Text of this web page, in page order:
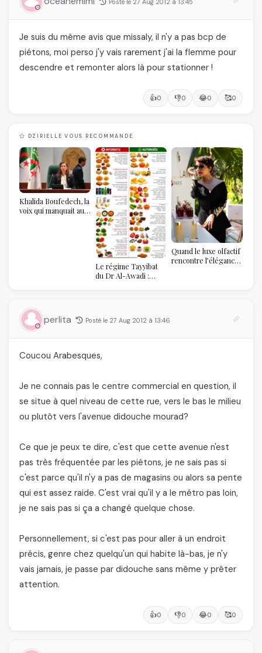
Posté le 27 Aug 2012 à 13:45
Je suis du même avis que missaly, il n'y a pas bcp de
piétons, moi perso j'y vais rarement j'ai la flemme pour
descendre et remonter alors là pour stationner !
👍0 👎0 😂0 🥰0
DZIRIELLE VOUS RECOMMANDE
Khalida Boufedech, la
voix qui manquait au
Le régime Tayyibat
du Dr Al-Awadi :
vraiment savoir
Quand le luxe olfactif
rencontre l’élégance
perlita Posté le 27 Aug 2012 à 13:46
Coucou Arabesques,
Je ne connais pas le centre commercial en question, il
se situe à quel niveau de cette rue, vers le bas le milieu
ou plutôt vers l'avenue didouche mourad?
Ce que je peux te dire, c'est que cette avenue n'est
pas très fréquentée par les piétons, je ne sais pas si
c'est parce qu'il n'y a pas de magasins ou alors sa pente
qui est assez raide. C'est vrai qu'il y a le métro pas loin,
je ne sais pas si ça a changé quelque chose.
Personnellement, si c'est pas pour aller à un endroit
précis, genre chez quelqu'un qui habite là-bas, je n'y
vais jamais, je passe par didouche sans même y prêter
attention.
👍0 👎0 😂0 🥰0